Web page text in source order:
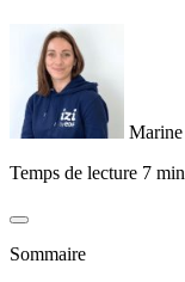
Marine
Temps de lecture 7 min
Sommaire